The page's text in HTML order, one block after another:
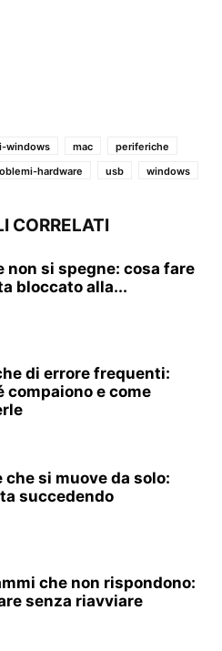
windows mac
periferiche
hardware usb windows
CORRELATI
non si spegne: cosa fare
bloccato alla...
di errore frequenti:
compaiono e come
che si muove da solo:
succedendo
che non rispondono:
senza riavviare